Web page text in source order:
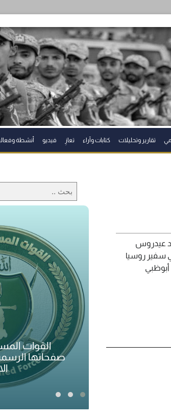
تقارير وتحليلات كتابات وآراء تعازِ فيديو أنشطة
عيدروس
سفير روسيا
أبوظبي
منزلية
القوات
صفحاتها